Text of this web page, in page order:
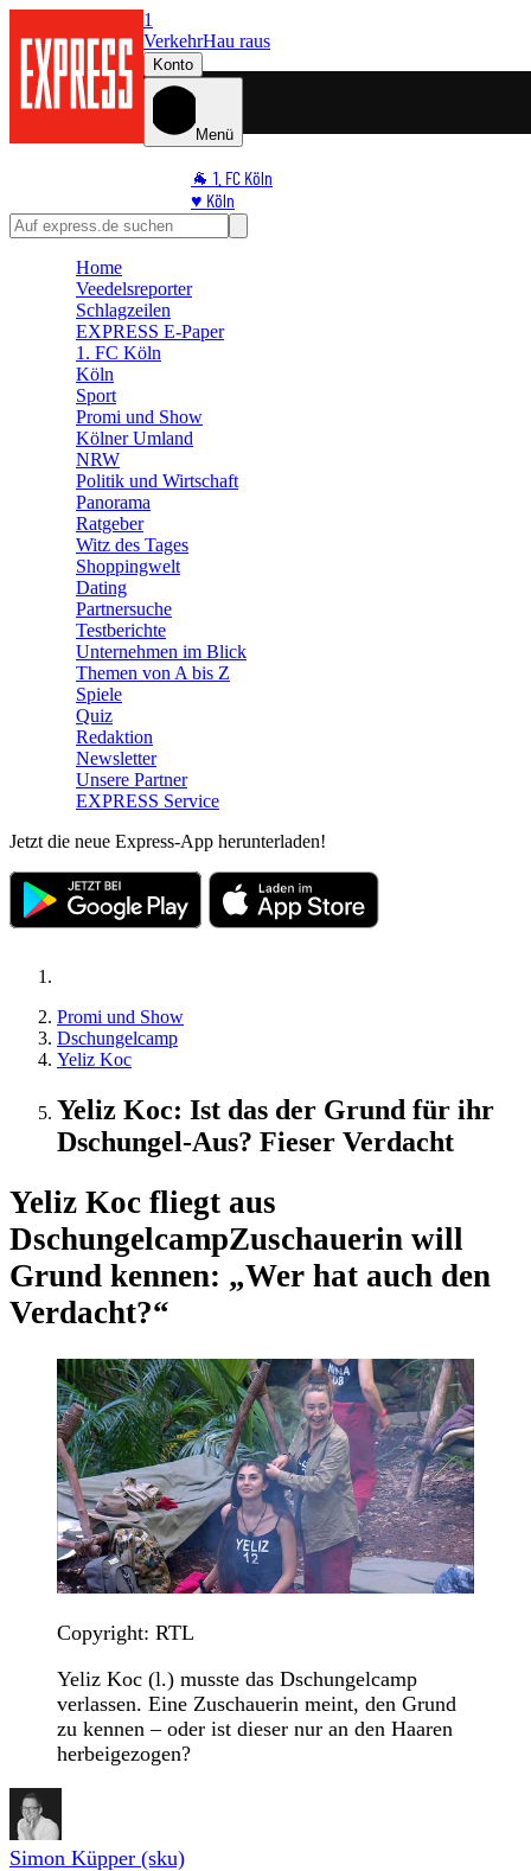
1
VerkehrHau raus
Konto
Menü
🐐 1. FC Köln
♥️ Köln
⭐ Promi
🛒 Shoppingwelt
Home
Veedelsreporter
Schlagzeilen
EXPRESS E-Paper
1. FC Köln
Köln
Sport
Promi und Show
Kölner Umland
NRW
Politik und Wirtschaft
Panorama
Ratgeber
Witz des Tages
Shoppingwelt
Dating
Partnersuche
Testberichte
Unternehmen im Blick
Themen von A bis Z
Spiele
Quiz
Redaktion
Newsletter
Unsere Partner
EXPRESS Service
Jetzt die neue Express-App herunterladen!
Promi und Show
Dschungelcamp
Yeliz Koc
Yeliz Koc: Ist das der Grund für ihr
Dschungel-Aus? Fieser Verdacht
Yeliz Koc fliegt aus
DschungelcampZuschauerin will
Grund kennen: „Wer hat auch den
Verdacht?“
Copyright: RTL
Yeliz Koc (l.) musste das Dschungelcamp
verlassen. Eine Zuschauerin meint, den Grund
zu kennen – oder ist dieser nur an den Haaren
herbeigezogen?
Simon Küpper (sku)